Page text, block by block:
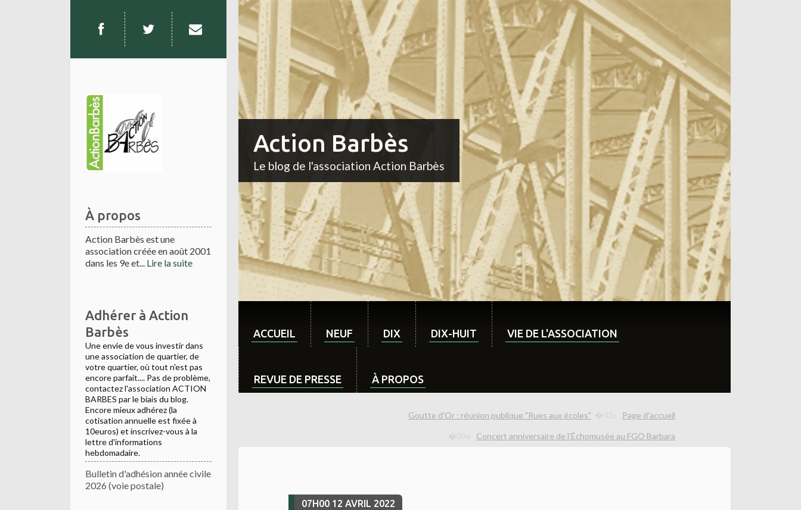
À propos
Action Barbès est une
association créée en août 2001
dans les 9e et... Lire la suite
Adhérer à Action
Barbès
Une envie de vous investir dans
une association de quartier, de
votre quartier, où tout n'est pas
encore parfait.... Pas de problème,
contactez l'association ACTION
BARBES par le biais du blog.
Encore mieux adhérez (la
cotisation annuelle est fixée à
10euros) et inscrivez-vous à la
lettre d'informations
hebdomadaire.
Bulletin d'adhésion année civile
2026 (voie postale)
Action Barbès
Le blog de l'association Action Barbès
ACCUEIL NEUF DIX DIX-HUIT VIE DE L'ASSOCIATION
REVUE DE PRESSE À PROPOS
Goutte d'Or : réunion publique "Rues aux écoles" Page d'accueil
Concert anniversaire de l'Échomusée au FGO Barbara
07H00 12 AVRIL 2022